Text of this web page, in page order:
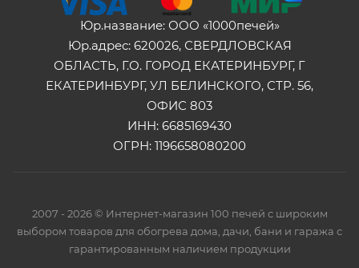
Юр.название: ООО «1000печей»
Юр.адрес: 620026, СВЕРДЛОВСКАЯ
ОБЛАСТЬ, Г.О. ГОРОД ЕКАТЕРИНБУРГ, Г
ЕКАТЕРИНБУРГ, УЛ БЕЛИНСКОГО, СТР. 56,
ОФИС 803
ИНН: 6685169430
ОГРН: 1196658080200
2007 - 2026 © Интернет-магазин 100 печей с широким
выбором товаров для обогрева дома, дачи, бани и гаража с
гарантированным наличием продукции